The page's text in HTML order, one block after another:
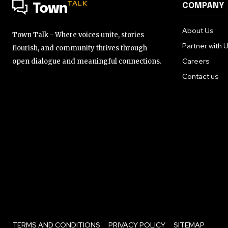
TownTALK
Town Talk - Where voices unite, stories
flourish, and community thrives through
open dialogue and meaningful connections.
COMPANY
About Us
Partner with
Careers
Contact us
TERMS AND CONDITIONS PRIVACY POLICY SITEMAP